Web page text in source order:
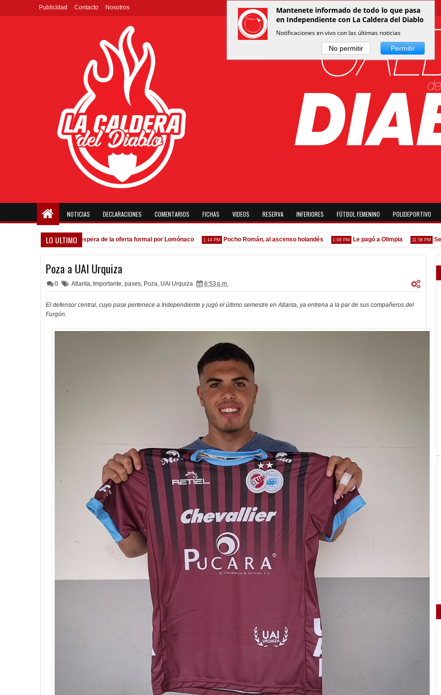
Publicidad Contacto Nosotros
NOTICIAS DECLARACIONES COMENTARIOS FICHAS VIDEOS RESERVA INFERIORES FÚTBOL FEMENINO POLIDEPORTIVO
LO ULTIMO
A la espera de la oferta formal por Lomónaco 1:14 PM Pocho Román, al ascenso holandés 1:08 PM Le pagó a Olimpia 11:58 PM
Poza a UAI Urquiza
0 Atlanta, Importante, pases, Poza, UAI Urquiza 6:53 p.m.
El defensor central, cuyo pase pertenece a Independiente y jugó el último semestre en Atlanta, ya entrena a la par de sus compañeros del
Furgón.
Mantenete informado de todo lo que pasa
en Independiente con La Caldera del Diablo
Notificaciones en vivo con las últimas noticias
No permitir Permitir